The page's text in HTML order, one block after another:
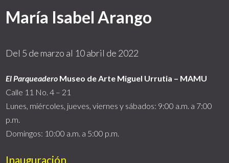
María Isabel Arango
Del 5 de marzo al 10 abril de 2022
El Parqueadero Museo de Arte Miguel Urrutia – MAMU
Calle 11 No. 4 – 21
Lunes, miércoles, jueves, viernes y sábados: 9:00 a.m. a 7:00
p.m.
Domingos: 10:00 a.m. a 5:00 p.m.
Inauguración